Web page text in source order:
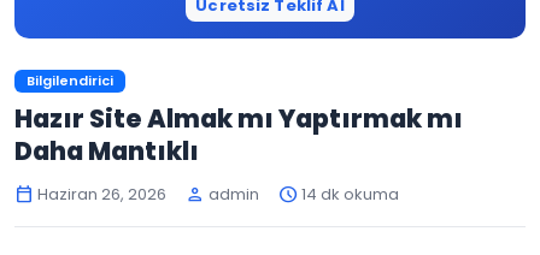
Ücretsiz Teklif Al
Bilgilendirici
Hazır Site Almak mı Yaptırmak mı
Daha Mantıklı
calendar_today Haziran 26, 2026 person admin schedule14 dk okuma